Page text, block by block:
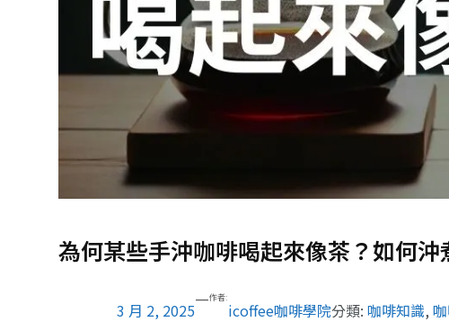
為何某些手沖咖啡喝起來像茶？如何沖
3 月 2, 2025
—作者:
icoffee咖啡學院分類: 咖啡知識,